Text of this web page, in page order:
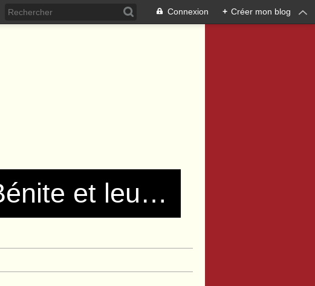
Connexion + Créer mon blog
Les communistes de Pierre Bénite et leurs amis !